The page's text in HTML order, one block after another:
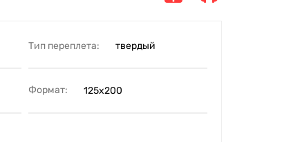
Тип переплета: твердый
Формат: 125х200